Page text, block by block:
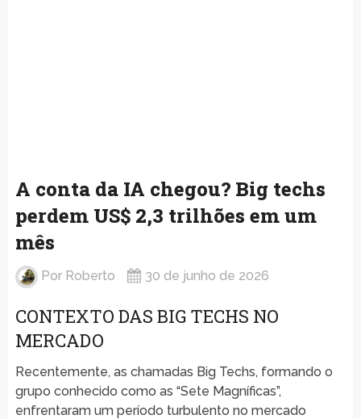
A conta da IA chegou? Big techs
perdem US$ 2,3 trilhões em um
mês
Por Roberto 30 de junho de 2026
CONTEXTO DAS BIG TECHS NO
MERCADO
Recentemente, as chamadas Big Techs, formando o
grupo conhecido como as “Sete Magníficas”,
enfrentaram um período turbulento no mercado